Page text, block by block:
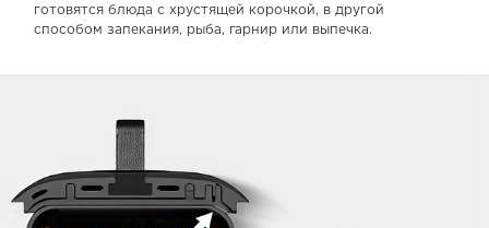
готовятся блюда с хрустящей корочкой, в другой
способом запекания, рыба, гарнир или выпечка.